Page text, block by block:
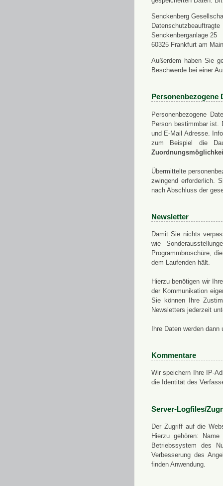
Senckenberg
Datenschutzbeauftragte
Senckenberganlage 25
60325 Frankfurt am Main
Außerdem haben Sie
Beschwerde bei einer
Personenbezogene
Personenbezogene
Person bestimmbar ist.
und E-Mail Adresse.
zum Beispiel die
Übermittelte
zwingend erforderlich.
nach Abschluss der
Newsletter
Damit Sie nichts
wie
Programmbroschüre,
dem Laufenden hält.
Hierzu benötigen wir
der Kommunikation
Sie können Ihre
Newsletters jederzeit
Ihre Daten werden
Kommentare
Wir speichern Ihre IP-
die Identität des
Server-Logfiles/
Der Zugriff auf die
Hierzu gehören:
Betriebssystem des
Verbesserung des
finden Anwendung.